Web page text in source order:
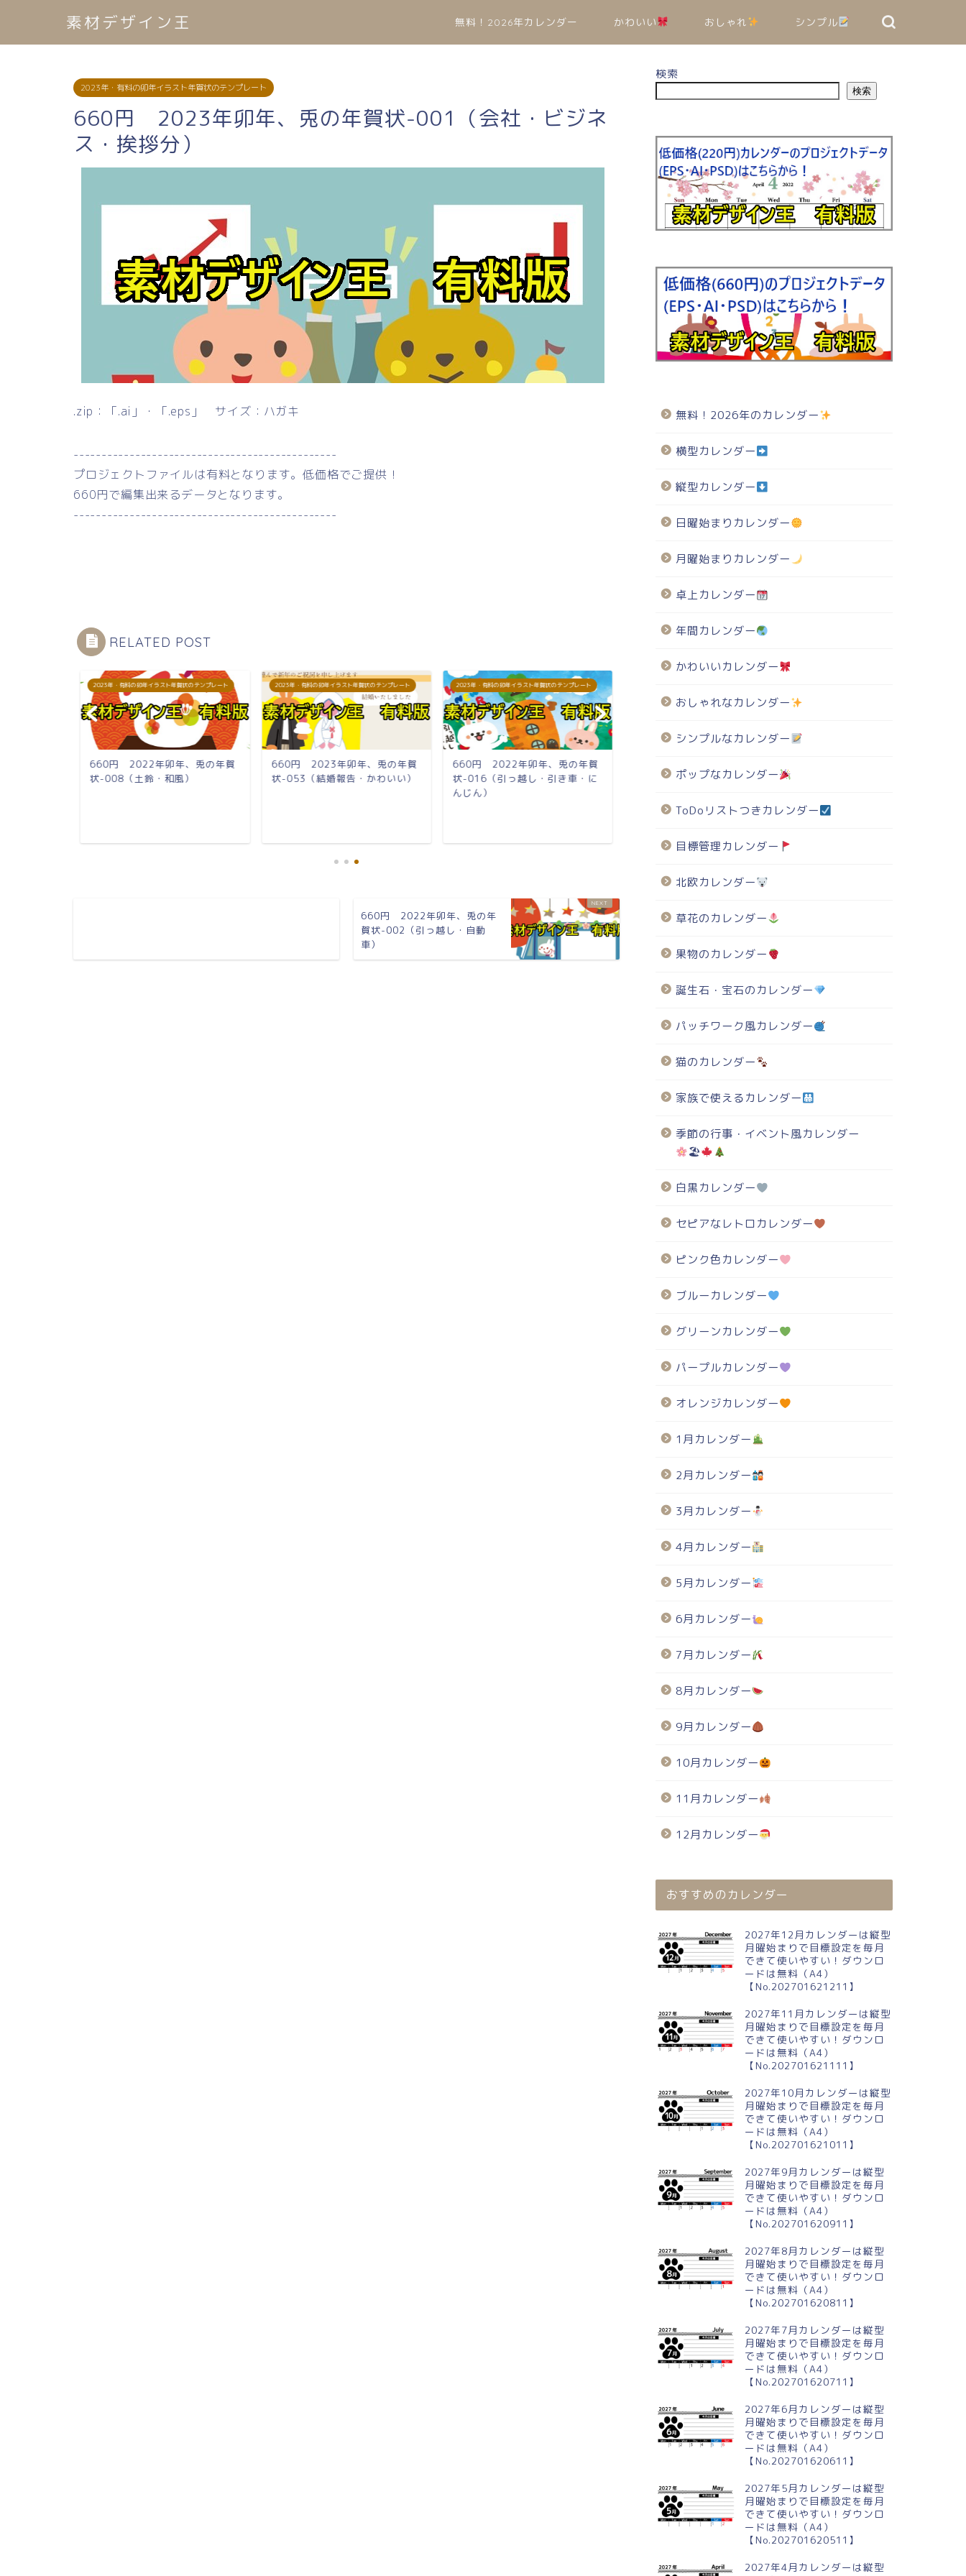
素材デザイン王 無料！2026年カレンダー かわいい おしゃれ シンプル
2023年・有料の卯年イラスト年賀状のテンプレート
660円 2023年卯年、兎の年賀状-001（会社・ビジネ
ス・挨拶分）
.zip：「.ai」・「.eps」 サイズ：ハガキ
-----------------------------------------------
プロジェクトファイルは有料となります。低価格でご提供！
660円で編集出来るデータとなります。
-----------------------------------------------
RELATED POST
2023年・有料の卯年イラスト年賀状のテンプレート
660円 2022年卯年、兎の年賀
状-008（土鈴・和風）
2023年・有料の卯年イラスト年賀状のテンプレート
660円 2023年卯年、兎の年賀
状-053（結婚報告・かわいい）
2023年・有料の卯年イラスト年賀状のテンプレート
660円 2022年卯年、兎の年賀
状-016（引っ越し・引き車・に
んじん）
状-008（土鈴・和風）
660円 2022年卯年、兎の年
賀状-002（引っ越し・自動
車）
検索
検索
無料！2026年のカレンダー
横型カレンダー
縦型カレンダー
日曜始まりカレンダー
月曜始まりカレンダー
卓上カレンダー
年間カレンダー
かわいいカレンダー
おしゃれなカレンダー
シンプルなカレンダー
ポップなカレンダー
ToDoリストつきカレンダー
目標管理カレンダー
北欧カレンダー
草花のカレンダー
果物のカレンダー
誕生石・宝石のカレンダー
パッチワーク風カレンダー
猫のカレンダー
家族で使えるカレンダー
季節の行事・イベント風カレンダー
🏖
白黒カレンダー
セピアなレトロカレンダー
ピンク色カレンダー
ブルーカレンダー
グリーンカレンダー
パープルカレンダー
オレンジカレンダー
1月カレンダー
2月カレンダー
3月カレンダー
4月カレンダー
5月カレンダー
6月カレンダー
7月カレンダー
8月カレンダー
9月カレンダー
10月カレンダー
11月カレンダー
12月カレンダー
おすすめのカレンダー
2027年12月カレンダーは縦型
月曜始まりで目標設定を毎月
できて使いやすい！ダウンロ
ードは無料（A4）
【No.202701621211】
2027年11月カレンダーは縦型
月曜始まりで目標設定を毎月
できて使いやすい！ダウンロ
ードは無料（A4）
【No.202701621111】
2027年10月カレンダーは縦型
月曜始まりで目標設定を毎月
できて使いやすい！ダウンロ
ードは無料（A4）
【No.202701621011】
2027年9月カレンダーは縦型
月曜始まりで目標設定を毎月
できて使いやすい！ダウンロ
ードは無料（A4）
【No.202701620911】
2027年8月カレンダーは縦型
月曜始まりで目標設定を毎月
できて使いやすい！ダウンロ
ードは無料（A4）
【No.202701620811】
2027年7月カレンダーは縦型
月曜始まりで目標設定を毎月
できて使いやすい！ダウンロ
ードは無料（A4）
【No.202701620711】
2027年6月カレンダーは縦型
月曜始まりで目標設定を毎月
できて使いやすい！ダウンロ
ードは無料（A4）
【No.202701620611】
2027年5月カレンダーは縦型
月曜始まりで目標設定を毎月
できて使いやすい！ダウンロ
ードは無料（A4）
【No.202701620511】
2027年4月カレンダーは縦型